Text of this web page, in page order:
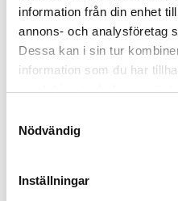
information från din enhet
annons- och analysföretag
Dessa kan i sin tur
information som du har
samlat in när du har använt
Nödvändig
Inställningar
2025
2024